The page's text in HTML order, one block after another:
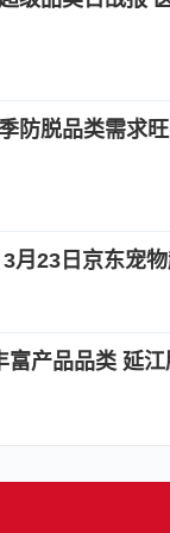
防脱品类需求
月23日京东宠
富产品品类 延